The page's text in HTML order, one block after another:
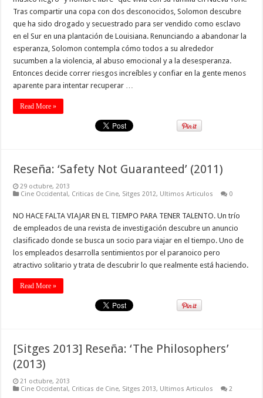
Tras compartir una copa con dos desconocidos, Solomon descubre
que ha sido drogado y secuestrado para ser vendido como esclavo
en el Sur en una plantación de Louisiana. Renunciando a abandonar la
esperanza, Solomon contempla cómo todos a su alrededor
sucumben a la violencia, al abuso emocional y a la desesperanza.
Entonces decide correr riesgos increíbles y confiar en la gente menos
aparente para intentar recuperar …
Read More »
Reseña: ‘Safety Not Guaranteed’ (2011)
29 octubre, 2013
Cine Occidental, Criticas de Cine, Sitges 2012, Ultimos Articulos 0
NO HACE FALTA VIAJAR EN EL TIEMPO PARA TENER TALENTO. Un trío
de empleados de una revista de investigación descubre un anuncio
clasificado donde se busca un socio para viajar en el tiempo. Uno de
los empleados desarrolla sentimientos por el paranoico pero
atractivo solitario y trata de descubrir lo que realmente está haciendo.
Read More »
[Sitges 2013] Reseña: ‘The Philosophers’
(2013)
21 octubre, 2013
Cine Occidental, Criticas de Cine, Sitges 2013, Ultimos Articulos 2